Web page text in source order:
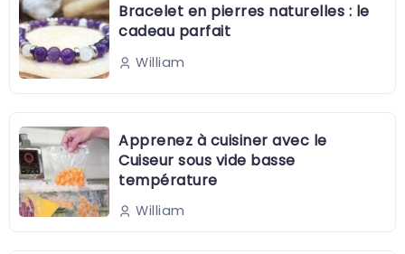
Bracelet en pierres naturelles : le
cadeau parfait
William
Apprenez à cuisiner avec le
Cuiseur sous vide basse
température
William